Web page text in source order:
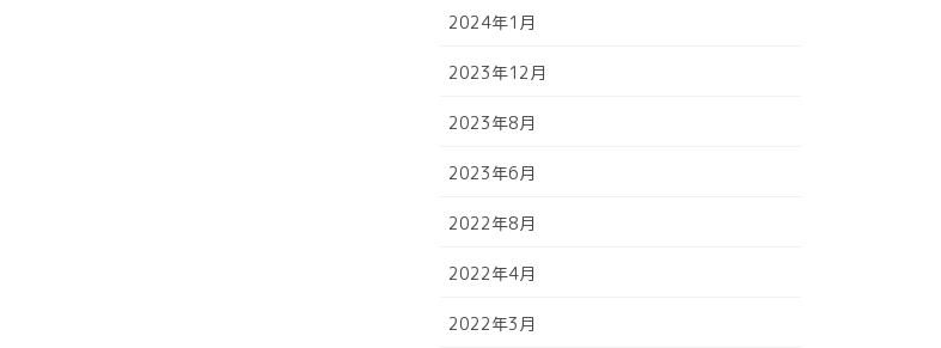
2024年1月
2023年12月
2023年8月
2023年6月
2022年8月
2022年4月
2022年3月